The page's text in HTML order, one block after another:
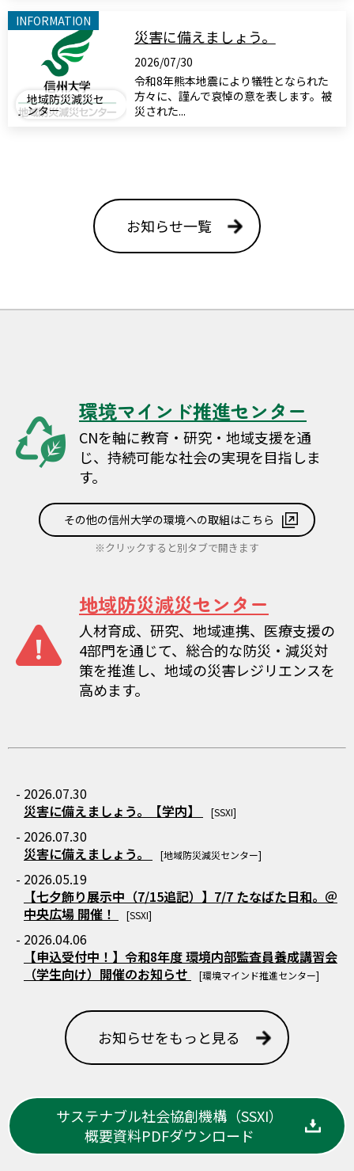
地域防災減災セ
ンター
INFORMATION
災害に備えましょう。
2026/07/30
令和8年熊本地震により犠牲となられた
方々に、謹んで哀悼の意を表します。被
災された...
お知らせ一覧
環境マインド推進センター
CNを軸に教育・研究・地域支援を通
じ、持続可能な社会の実現を目指しま
す。
その他の信州大学の環境への取組はこちら
※クリックすると別タブで開きます
地域防災減災センター
人材育成、研究、地域連携、医療支援の
4部門を通じて、総合的な防災・減災対
策を推進し、地域の災害レジリエンスを
高めます。
- 2026.07.30
災害に備えましょう。【学内】
[SSXI]
- 2026.07.30
災害に備えましょう。
[地域防災減災センター]
- 2026.05.19
【七夕飾り展示中（7/15追記）】7/7 たなばた日和。＠
中央広場 開催！
[SSXI]
- 2026.04.06
【申込受付中！】令和8年度 環境内部監査員養成講習会
（学生向け）開催のお知らせ
[環境マインド推進センター]
お知らせをもっと見る
サステナブル社会協創機構（SSXI）
概要資料PDFダウンロード